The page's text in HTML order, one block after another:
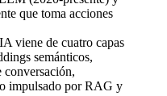
que toma acciones
viene de cuatro capas
semánticos,
conversación,
impulsado por RAG y